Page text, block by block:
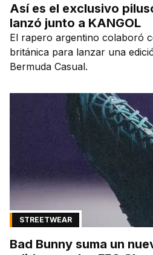
Así es el exclusivo
lanzó junto a KANGOL
El rapero argentino colaboró
británica para lanzar una
Bermuda Casual.
STREETWEAR
Bad Bunny suma un